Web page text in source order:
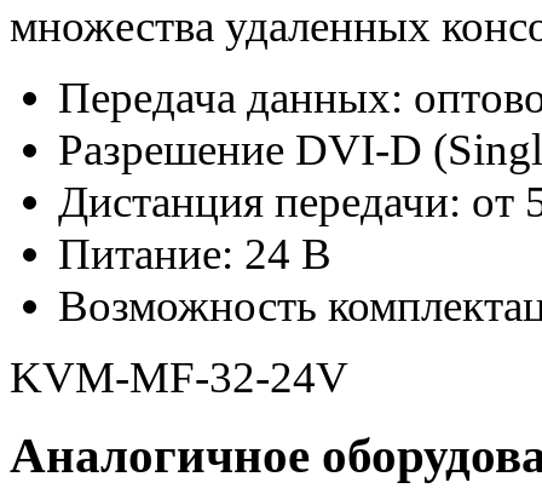
множества удаленных
Передача данных:
Разрешение DVI-D
Дистанция передачи: от
Питание: 24 В
Возможность
KVM-MF-32-24V
Аналогичное